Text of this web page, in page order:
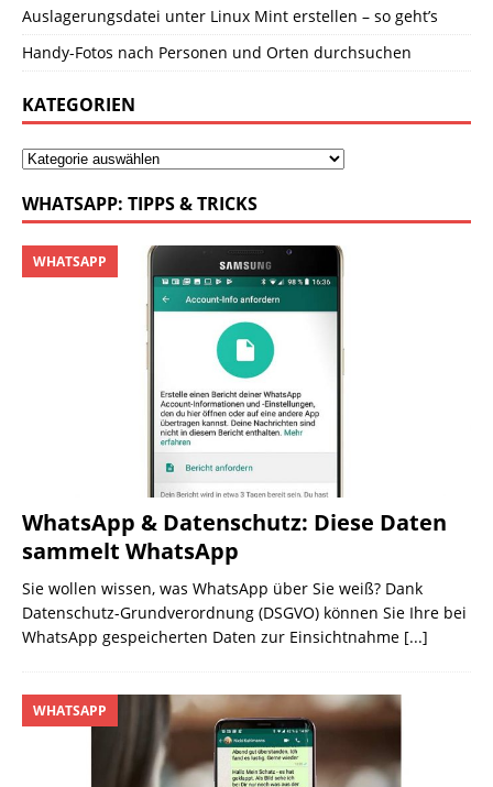
Auslagerungsdatei unter Linux Mint erstellen – so geht’s
Handy-Fotos nach Personen und Orten durchsuchen
KATEGORIEN
WHATSAPP: TIPPS & TRICKS
WhatsApp & Datenschutz: Diese Daten
sammelt WhatsApp
WHATSAPP
Sie wollen wissen, was WhatsApp über Sie weiß? Dank
Datenschutz-Grundverordnung (DSGVO) können Sie Ihre bei
WhatsApp gespeicherten Daten zur Einsichtnahme [...]
WHATSAPP